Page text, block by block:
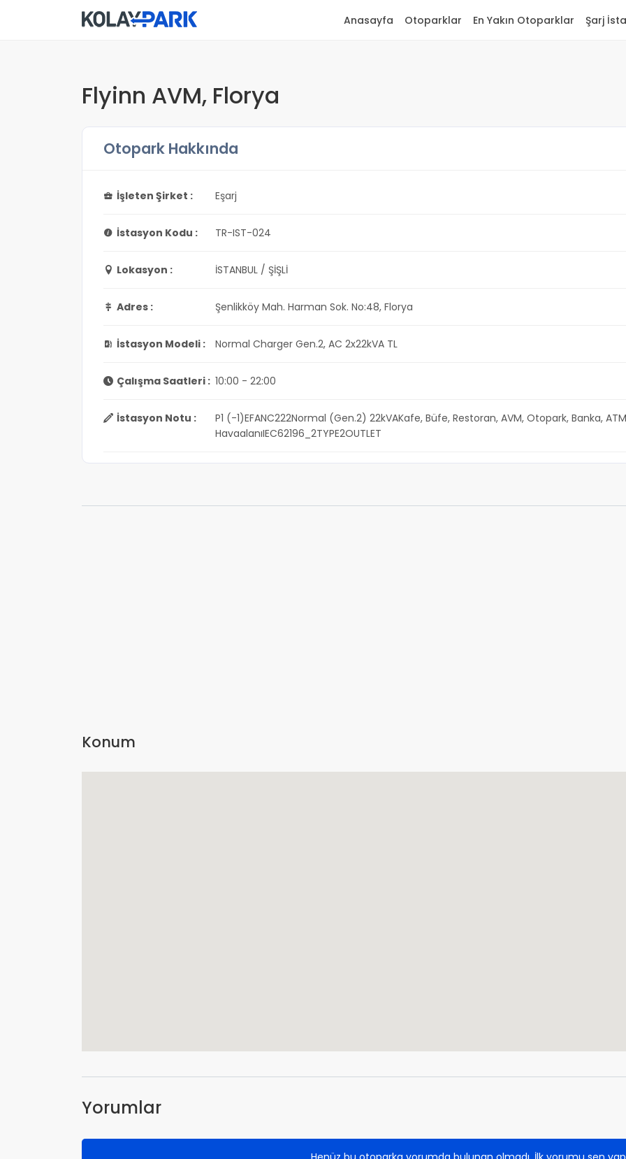
Anasayfa Otoparklar En Yakın Otoparklar Şarj
Flyinn AVM, Florya
Otopark Hakkında
İşleten Şirket : Eşarj
İstasyon Kodu : TR-IST-024
Lokasyon : İSTANBUL / ŞİŞLİ
Adres : Şenlikköy Mah. Harman Sok. No:48, Florya
İstasyon Modeli : Normal Charger Gen.2, AC 2x22kVA TL
Çalışma Saatleri : 10:00 - 22:00
İstasyon Notu :
P1 (-1)EFANC222Normal (Gen.2) 22kVAKafe, Büfe, Restoran, AVM, Otopark, Banka,
HavaalanıIEC62196_2TYPE2OUTLET
Konum
Yorumlar